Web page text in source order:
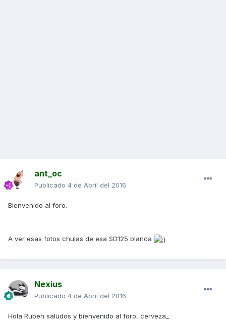
ant_oc
Publicado 4 de Abril del 2016
Bienvenido al foro.
A ver esas fotos chulas de esa SD125 blanca
Nexius
Publicado 4 de Abril del 2016
Hola Ruben saludos y bienvenido al foro, cerveza_